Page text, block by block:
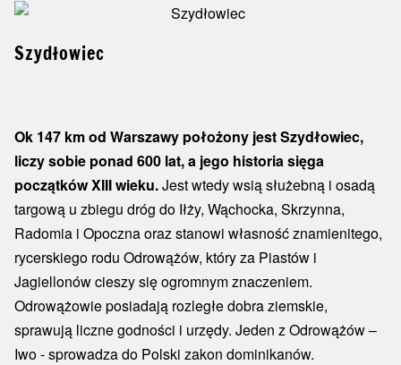
Szydłowiec
Ok 147 km od Warszawy położony jest Szydłowiec,
liczy sobie ponad 600 lat, a jego historia sięga
początków XIII wieku.Jest wtedy wsią służebną i osadą
targową u zbiegu dróg do Iłży, Wąchocka, Skrzynna,
Radomia i Opoczna oraz stanowi własność znamienitego,
rycerskiego rodu Odrowążów, który za Piastów i
Jagiellonów cieszy się ogromnym znaczeniem.
Odrowążowie posiadają rozległe dobra ziemskie,
sprawują liczne godności i urzędy. Jeden z Odrowążów –
Iwo - sprowadza do Polski zakon dominikanów.